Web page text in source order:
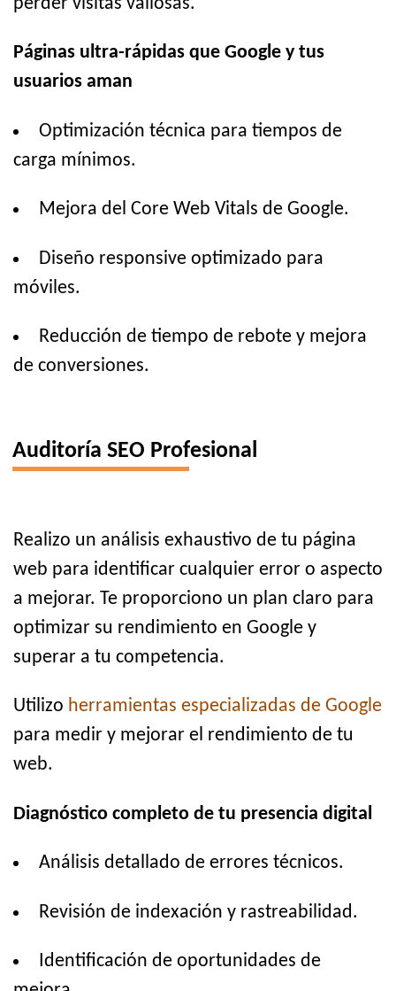
Páginas ultra-rápidas que Google y tus
usuarios aman
Optimización técnica para tiempos de
carga mínimos.
Mejora del Core Web Vitals de Google.
Diseño responsive optimizado para
móviles.
Reducción de tiempo de rebote y mejora
de conversiones.
Auditoría SEO Profesional
Realizo un análisis exhaustivo de tu página
web para identificar cualquier error o aspecto
a mejorar. Te proporciono un plan claro para
optimizar su rendimiento en Google y
superar a tu competencia.
Utilizo herramientas especializadas de Google
para medir y mejorar el rendimiento de tu
web.
Diagnóstico completo de tu presencia digital
Análisis detallado de errores técnicos.
Revisión de indexación y rastreabilidad.
Identificación de oportunidades de